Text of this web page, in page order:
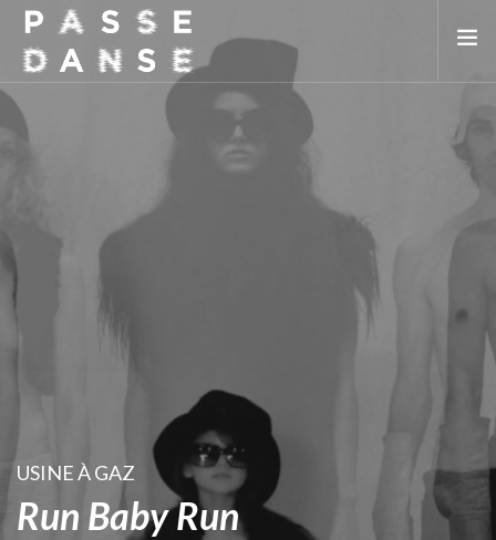
LA SAISON 25/26
LES LIEUX PARTENAIRES
USINE À GAZ
Run Baby Run